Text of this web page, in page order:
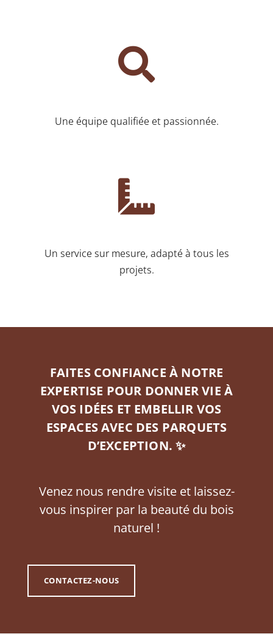
Une équipe qualifiée et passionnée.
Un service sur mesure, adapté à tous les
projets.
FAITES CONFIANCE À NOTRE
EXPERTISE POUR DONNER VIE À
VOS IDÉES ET EMBELLIR VOS
ESPACES AVEC DES PARQUETS
D’EXCEPTION. ✨
Venez nous rendre visite et laissez-
vous inspirer par la beauté du bois
naturel !
CONTACTEZ-NOUS